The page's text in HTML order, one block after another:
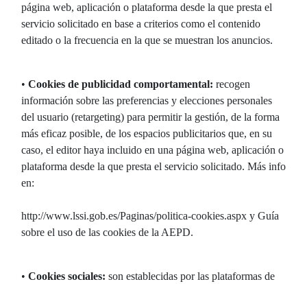
página web, aplicación o plataforma desde la que presta el
servicio solicitado en base a criterios como el contenido
editado o la frecuencia en la que se muestran los anuncios.
• Cookies de publicidad comportamental: recogen
información sobre las preferencias y elecciones personales
del usuario (retargeting) para permitir la gestión, de la forma
más eficaz posible, de los espacios publicitarios que, en su
caso, el editor haya incluido en una página web, aplicación o
plataforma desde la que presta el servicio solicitado. Más info
en:
http://www.lssi.gob.es/Paginas/politica-cookies.aspx y Guía
sobre el uso de las cookies de la AEPD.
• Cookies sociales: son establecidas por las plataformas de